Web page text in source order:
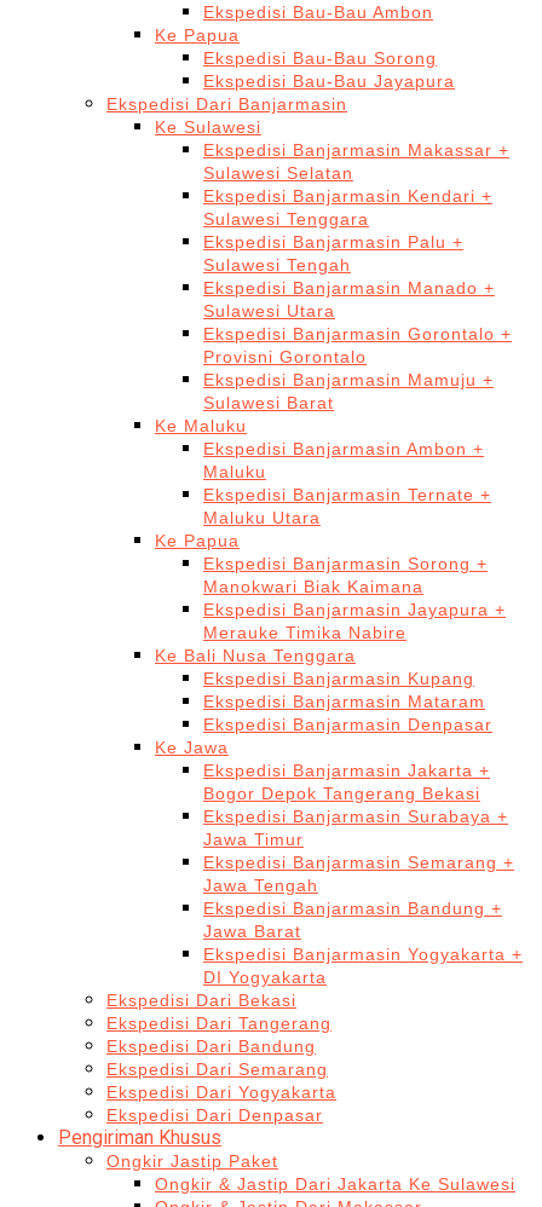
Ekspedisi Bau-Bau Ambon
Ke Papua
Ekspedisi Bau-Bau Sorong
Ekspedisi Bau-Bau Jayapura
Ekspedisi Dari Banjarmasin
Ke Sulawesi
Ekspedisi Banjarmasin Makassar +
Sulawesi Selatan
Ekspedisi Banjarmasin Kendari +
Sulawesi Tenggara
Ekspedisi Banjarmasin Palu +
Sulawesi Tengah
Ekspedisi Banjarmasin Manado +
Sulawesi Utara
Ekspedisi Banjarmasin Gorontalo +
Provisni Gorontalo
Ekspedisi Banjarmasin Mamuju +
Sulawesi Barat
Ke Maluku
Ekspedisi Banjarmasin Ambon +
Maluku
Ekspedisi Banjarmasin Ternate +
Maluku Utara
Ke Papua
Ekspedisi Banjarmasin Sorong +
Manokwari Biak Kaimana
Ekspedisi Banjarmasin Jayapura +
Merauke Timika Nabire
Ke Bali Nusa Tenggara
Ekspedisi Banjarmasin Kupang
Ekspedisi Banjarmasin Mataram
Ekspedisi Banjarmasin Denpasar
Ke Jawa
Ekspedisi Banjarmasin Jakarta +
Bogor Depok Tangerang Bekasi
Ekspedisi Banjarmasin Surabaya +
Jawa Timur
Ekspedisi Banjarmasin Semarang +
Jawa Tengah
Ekspedisi Banjarmasin Bandung +
Jawa Barat
Ekspedisi Banjarmasin Yogyakarta +
DI Yogyakarta
Ekspedisi Dari Bekasi
Ekspedisi Dari Tangerang
Ekspedisi Dari Bandung
Ekspedisi Dari Semarang
Ekspedisi Dari Yogyakarta
Ekspedisi Dari Denpasar
Pengiriman Khusus
Ongkir Jastip Paket
Ongkir & Jastip Dari Jakarta Ke Sulawesi